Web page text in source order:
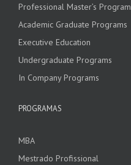
Professional Master’s Program
Academic Graduate Programs
Executive Education
Undergraduate Programs
In Company Programs
PROGRAMAS
MBA
Mestrado Profissional